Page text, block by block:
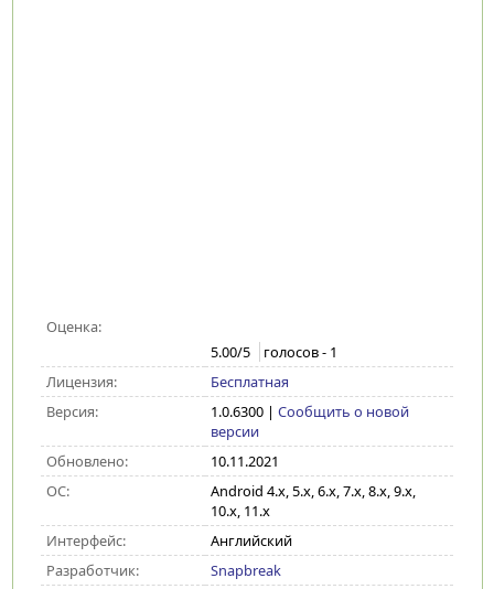
Оценка:
5.00/5 голосов - 1
Лицензия:
Бесплатная
Версия:
1.0.6300| Сообщить о новой
версии
Обновлено:
10.11.2021
ОС:
Android 4.x, 5.x, 6.x, 7.x, 8.x, 9.x,
10.x, 11.x
Интерфейс:
Английский
Разработчик:
Snapbreak